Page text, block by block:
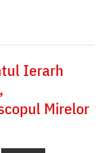
Ierarh
Mirelor